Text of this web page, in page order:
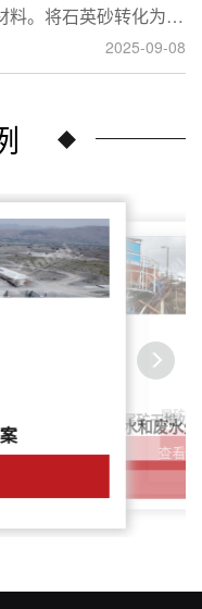
料。将石英砂转化为高
英砂磨粉成套设备。本
解析这条生产线。
2025-09-08
处理系统：尾矿水和废水
针对稀土尾矿干堆处
查看
尾矿干